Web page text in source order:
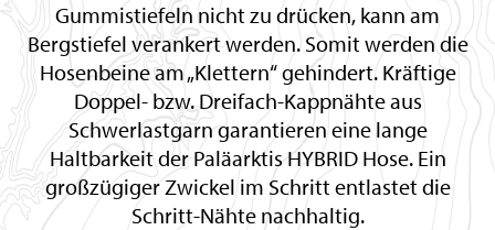
Gummistiefeln nicht zu drücken, kann am
Bergstiefel verankert werden. Somit werden die
Hosenbeine am „Klettern“ gehindert. Kräftige
Doppel- bzw. Dreifach-Kappnähte aus
Schwerlastgarn garantieren eine lange
Haltbarkeit der Paläarktis HYBRID Hose. Ein
großzügiger Zwickel im Schritt entlastet die
Schritt-Nähte nachhaltig.